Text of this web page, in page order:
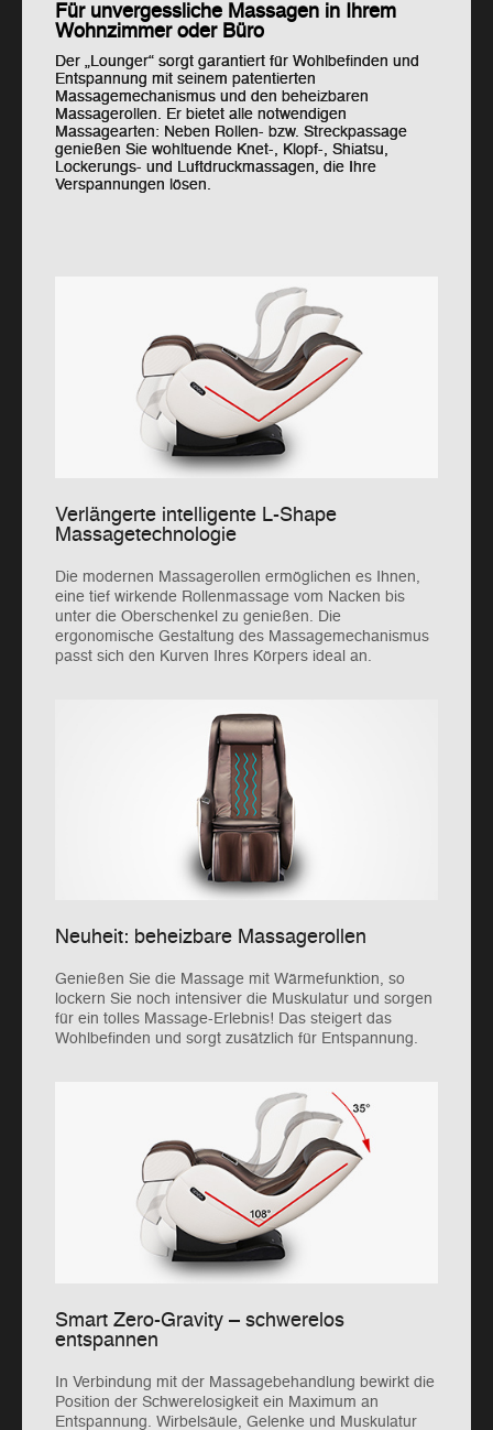
Für unvergessliche Massagen in Ihrem
Wohnzimmer oder Büro
Der „Lounger“ sorgt garantiert für Wohlbefinden und
Entspannung mit seinem patentierten
Massagemechanismus und den beheizbaren
Massagerollen. Er bietet alle notwendigen
Massagearten: Neben Rollen- bzw. Streckpassage
genießen Sie wohltuende Knet-, Klopf-, Shiatsu,
Lockerungs- und Luftdruckmassagen, die Ihre
Verspannungen lösen.
Verlängerte intelligente L-Shape
Massagetechnologie
Die modernen Massagerollen ermöglichen es Ihnen,
eine tief wirkende Rollenmassage vom Nacken bis
unter die Oberschenkel zu genießen. Die
ergonomische Gestaltung des Massagemechanismus
passt sich den Kurven Ihres Körpers ideal an.
Neuheit: beheizbare Massagerollen
Genießen Sie die Massage mit Wärmefunktion, so
lockern Sie noch intensiver die Muskulatur und sorgen
für ein tolles Massage-Erlebnis! Das steigert das
Wohlbefinden und sorgt zusätzlich für Entspannung.
Smart Zero-Gravity – schwerelos
entspannen
In Verbindung mit der Massagebehandlung bewirkt die
Position der Schwerelosigkeit ein Maximum an
Entspannung. Wirbelsäule, Gelenke und Muskulatur